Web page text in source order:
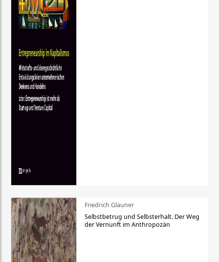
Friedrich Glauner
Selbstbetrug und Selbsterhalt. Der Weg
der Vernunft im Anthropozän